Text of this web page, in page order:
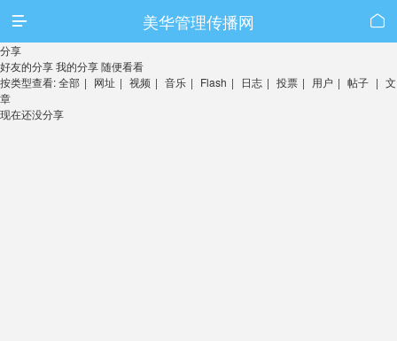
 美华管理传播网 
分享
好友的分享我的分享随便看看
按类型查看:全部 | 网址 | 视频 | 音乐 | Flash | 日志 | 投票 | 用户 | 帖子 | 文
章
现在还没分享